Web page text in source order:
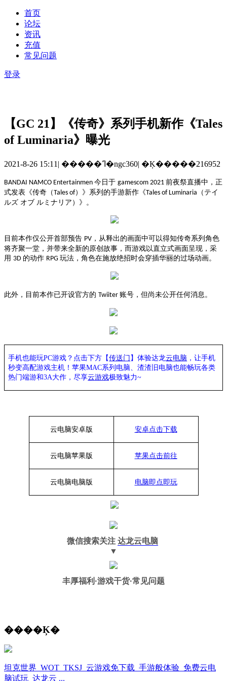
首页
论坛
资讯
充值
常见问题
登录
【GC 21】《传奇》系列手机新作《Tales
of Luminaria》曝光
2021-8-26 15:11 | �����ߣ�ngc360| �Ķ�����216952
BANDAI NAMCO Entertainmen 今日于 gamescom 2021 前夜祭直播中，正
式发表 《传奇（Tales of） 》 系列的手游新作《Tales of Luminaria （テイ
ルズ オブ ルミナリア）》。
目前本作仅公开首部预告 PV ，从释出的画面中可以得知传奇系列角色
将齐聚一堂，并带来全新的原创故事，而游戏以直立式画面呈现，采
用 3D 的动作 RPG 玩法，角色在施放绝招时会穿插华丽的过场动画。
此外，目前本作已开设官方的 Twiiter 账号，但尚未公开任何消息。
手机也能玩PC游戏？点击下方【传送门 】体验达龙云电脑 ，让手机
秒变高配游戏主机 ！苹果MAC系列电脑、渣渣旧电脑也能畅玩各类
热门端游和3A大作， 尽享云游戏极致魅力~
云电脑安卓版 安卓点击下载
云电脑苹果版 苹果点击前往
云电脑电脑版 电脑即点即玩
微信搜索关注 达龙云电脑
▼
丰厚福利 ·游戏干货·常见问题
����Ķ�
坦克世界_WOT_TKSJ_云游戏免下载_手游般体验_免费云电
脑试玩_达龙云 ...